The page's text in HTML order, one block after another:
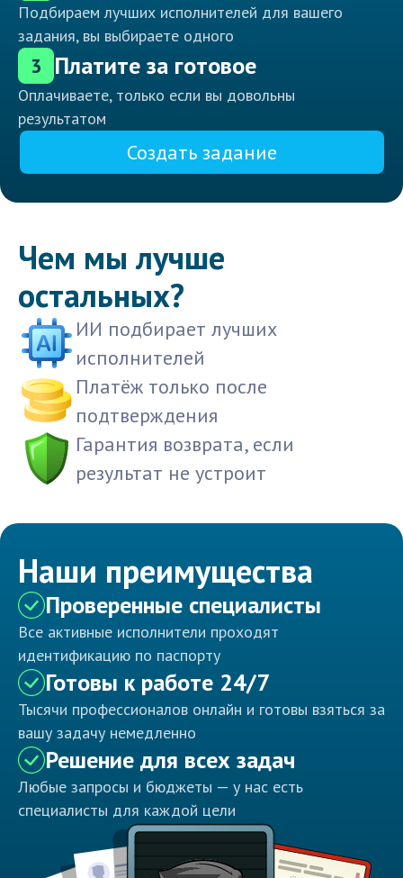
Подбираем лучших исполнителей для вашего
задания, вы выбираете одного
3 Платите за готовое
Оплачиваете, только если вы довольны
результатом
Создать задание
Чем мы лучше
остальных?
ИИ подбирает лучших
исполнителей
Платёж только после
подтверждения
Гарантия возврата, если
результат не устроит
Наши преимущества
Проверенные специалисты
Все активные исполнители проходят
идентификацию по паспорту
Готовы к работе 24/7
Тысячи профессионалов онлайн и готовы взяться за
вашу задачу немедленно
Решение для всех задач
Любые запросы и бюджеты — у нас есть
специалисты для каждой цели